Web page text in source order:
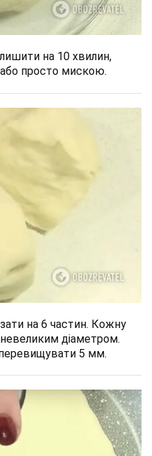
на 10 хвилин,
просто мискою.
на 6 частин. Кожну
діаметром.
5 мм.